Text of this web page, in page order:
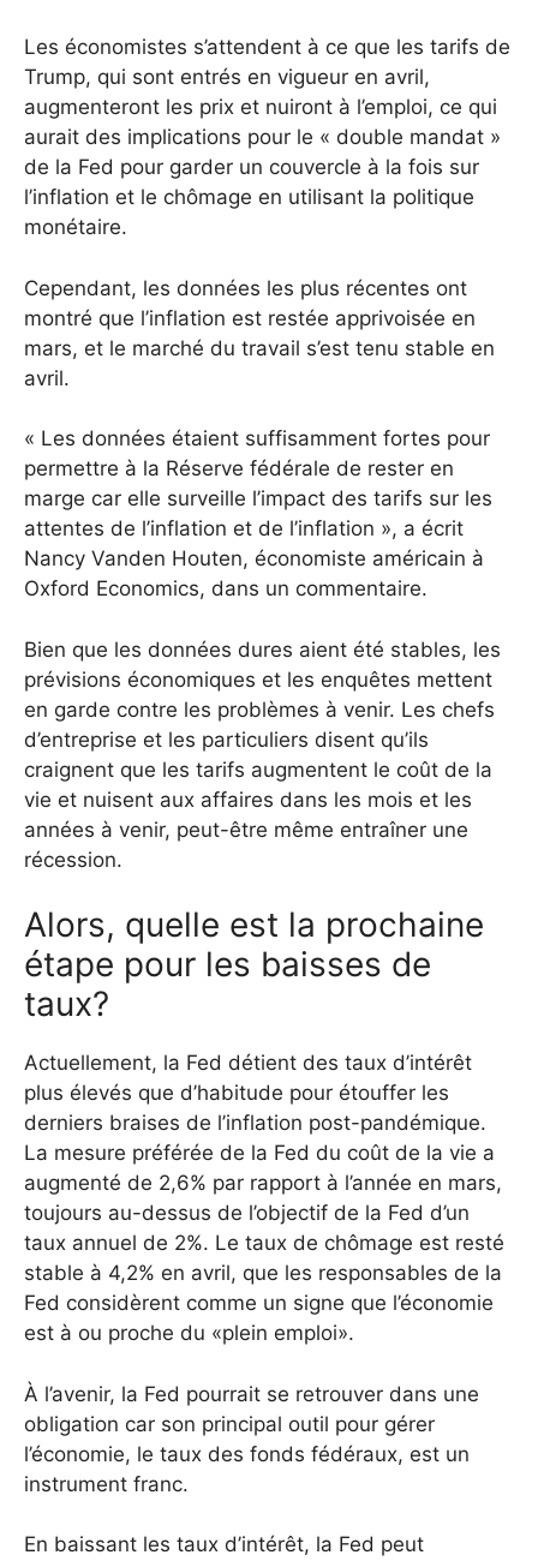
Les économistes s’attendent à ce que les tarifs de
Trump, qui sont entrés en vigueur en avril,
augmenteront les prix et nuiront à l’emploi, ce qui
aurait des implications pour le « double mandat »
de la Fed pour garder un couvercle à la fois sur
l’inflation et le chômage en utilisant la politique
monétaire.
Cependant, les données les plus récentes ont
montré que l’inflation est restée apprivoisée en
mars, et le marché du travail s’est tenu stable en
avril.
« Les données étaient suffisamment fortes pour
permettre à la Réserve fédérale de rester en
marge car elle surveille l’impact des tarifs sur les
attentes de l’inflation et de l’inflation », a écrit
Nancy Vanden Houten, économiste américain à
Oxford Economics, dans un commentaire.
Bien que les données dures aient été stables, les
prévisions économiques et les enquêtes mettent
en garde contre les problèmes à venir. Les chefs
d’entreprise et les particuliers disent qu’ils
craignent que les tarifs augmentent le coût de la
vie et nuisent aux affaires dans les mois et les
années à venir, peut-être même entraîner une
récession.
Alors, quelle est la prochaine
étape pour les baisses de
taux?
Actuellement, la Fed détient des taux d’intérêt
plus élevés que d’habitude pour étouffer les
derniers braises de l’inflation post-pandémique.
La mesure préférée de la Fed du coût de la vie a
augmenté de 2,6% par rapport à l’année en mars,
toujours au-dessus de l’objectif de la Fed d’un
taux annuel de 2%. Le taux de chômage est resté
stable à 4,2% en avril, que les responsables de la
Fed considèrent comme un signe que l’économie
est à ou proche du «plein emploi».
À l’avenir, la Fed pourrait se retrouver dans une
obligation car son principal outil pour gérer
l’économie, le taux des fonds fédéraux, est un
instrument franc.
En baissant les taux d’intérêt, la Fed peut